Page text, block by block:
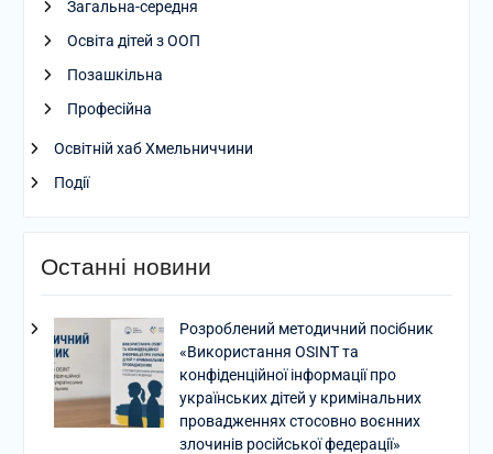
Загальна-середня
Освіта дітей з ООП
Позашкільна
Професійна
Освітній хаб Хмельниччини
Події
Останні новини
Розроблений методичний посібник
«Використання OSINT та
конфіденційної інформації про
українських дітей у кримінальних
провадженнях стосовно воєнних
злочинів російської федерації»